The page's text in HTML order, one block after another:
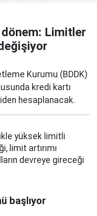
Limitler
Kurumu (BDDK)
kredi kartı
hesaplanacak.
yüksek limitli
limit artırımı
devreye gireceği
başlıyor